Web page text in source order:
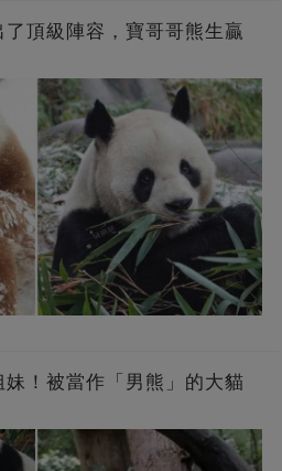
頂級陣容，寶哥哥熊生贏
！被當作「男熊」的大貓